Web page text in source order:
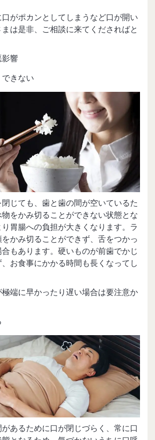
がポカンとしてしまうなど口が開い
は是非、ご相談に来てくださればと
影響
きない
じても、歯と歯の間が空いているた
をかみ切ることができない状態とな
り胃腸への負担が大きくなります。ラ
かみ切ることができず、舌をつかっ
もあります。硬いものが前歯でかじ
お食事にかかる時間も長くなってし
端に早かったり遅い場合は要注意か
があるために口が閉じづらく、常に口